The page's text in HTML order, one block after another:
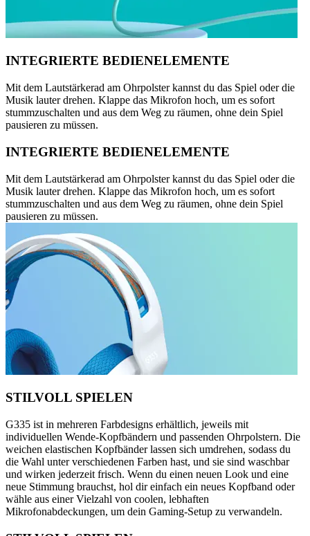
INTEGRIERTE BEDIENELEMENTE
Mit dem Lautstärkerad am Ohrpolster kannst du das Spiel oder die
Musik lauter drehen. Klappe das Mikrofon hoch, um es sofort
stummzuschalten und aus dem Weg zu räumen, ohne dein Spiel
pausieren zu müssen.
INTEGRIERTE BEDIENELEMENTE
Mit dem Lautstärkerad am Ohrpolster kannst du das Spiel oder die
Musik lauter drehen. Klappe das Mikrofon hoch, um es sofort
stummzuschalten und aus dem Weg zu räumen, ohne dein Spiel
pausieren zu müssen.
STILVOLL SPIELEN
G335 ist in mehreren Farbdesigns erhältlich, jeweils mit
individuellen Wende-Kopfbändern und passenden Ohrpolstern. Die
weichen elastischen Kopfbänder lassen sich umdrehen, sodass du
die Wahl unter verschiedenen Farben hast, und sie sind waschbar
und wirken jederzeit frisch. Wenn du einen neuen Look und eine
neue Stimmung brauchst, hol dir einfach ein neues Kopfband oder
wähle aus einer Vielzahl von coolen, lebhaften
Mikrofonabdeckungen, um dein Gaming-Setup zu verwandeln.